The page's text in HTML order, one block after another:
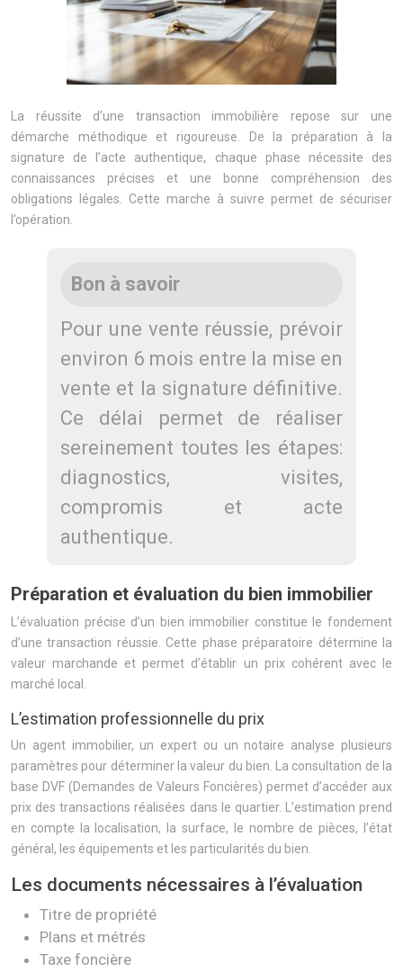
La réussite d’une transaction immobilière repose sur une
démarche méthodique et rigoureuse. De la préparation à la
signature de l’acte authentique, chaque phase nécessite des
connaissances précises et une bonne compréhension des
obligations légales. Cette marche à suivre permet de sécuriser
l’opération.
Bon à savoir
Pour une vente réussie, prévoir
environ 6 mois entre la mise en
vente et la signature définitive.
Ce délai permet de réaliser
sereinement toutes les étapes:
diagnostics, visites,
compromis et acte
authentique.
Préparation et évaluation du bien immobilier
L’évaluation précise d’un bien immobilier constitue le fondement
d’une transaction réussie. Cette phase préparatoire détermine la
valeur marchande et permet d’établir un prix cohérent avec le
marché local.
L’estimation professionnelle du prix
Un agent immobilier, un expert ou un notaire analyse plusieurs
paramètres pour déterminer la valeur du bien. La consultation de la
base DVF (Demandes de Valeurs Foncières) permet d’accéder aux
prix des transactions réalisées dans le quartier. L’estimation prend
en compte la localisation, la surface, le nombre de pièces, l’état
général, les équipements et les particularités du bien.
Les documents nécessaires à l’évaluation
Titre de propriété
Plans et métrés
Taxe foncière